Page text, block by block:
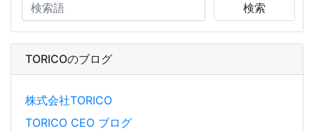
検索
TORICOのブログ
株式会社TORICO
TORICO CEO ブログ